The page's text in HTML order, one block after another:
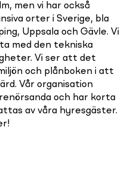
men vi har också
orter i Sverige, bla
Uppsala och Gävle. Vi
med den tekniska
Vi ser att det
och plånboken i att
Vår organisation
och har korta
av våra hyresgäster.